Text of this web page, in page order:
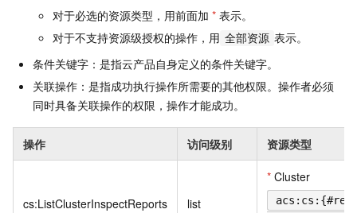
对于必选的资源类型，用前面加 * 表示。
对于不支持资源级授权的操作，用 全部资源 表示。
条件关键字：是指云产品自身定义的条件关键字。
关联操作：是指成功执行操作所需要的其他权限。操作者必须
同时具备关联操作的权限，操作才能成功。
操作 访问级别 资源类型
cs:ListClusterInspectReports list
* Cluster